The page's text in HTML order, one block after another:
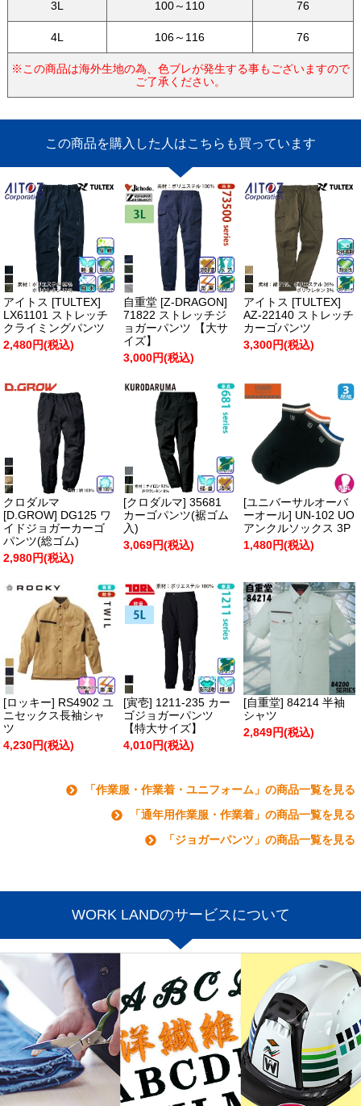
3L 100～110 76
4L 106～116 76
※この商品は海外生地の為、色ブレが発生する事もございますので
ご了承ください。
この商品を購入した人はこちらも買っています
アイトス [TULTEX]
LX61101 ストレッチ
クライミングパンツ
2,480円(税込)
自重堂 [Z-DRAGON]
71822 ストレッチジ
ョガーパンツ 【大サ
イズ】
3,000円(税込)
アイトス [TULTEX]
AZ-22140 ストレッチ
カーゴパンツ
3,300円(税込)
クロダルマ
[D.GROW] DG125 ワ
イドジョガーカーゴ
パンツ(総ゴム)
2,980円(税込)
[クロダルマ] 35681
カーゴパンツ(裾ゴム
入)
3,069円(税込)
[ユニバーサルオーバ
ーオール] UN-102 UO
アンクルソックス 3P
1,480円(税込)
[ロッキー] RS4902 ユ
ニセックス長袖シャ
ツ
4,230円(税込)
[寅壱] 1211-235 カー
ゴジョガーパンツ
【特大サイズ】
4,010円(税込)
[自重堂] 84214 半袖
シャツ
2,849円(税込)
「作業服・作業着・ユニフォーム」の商品一覧を見る
「通年用作業服・作業着」の商品一覧を見る
「ジョガーパンツ」の商品一覧を見る
WORK LANDのサービスについて